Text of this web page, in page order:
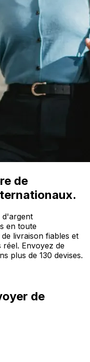
de
d'argent
en toute
livraison fiables et
Envoyez de
plus de 130 devises.
de